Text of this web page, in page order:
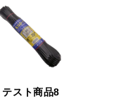
テスト商品8